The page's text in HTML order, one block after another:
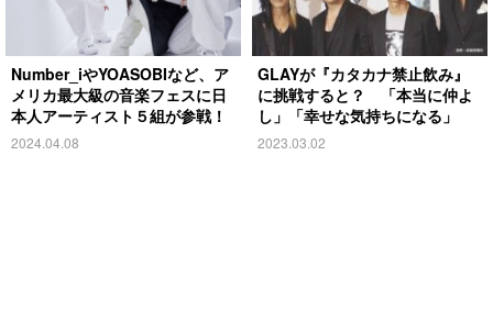
Number_iやYOASOBIなど、ア
メリカ最大級の音楽フェスに日
本人アーティスト５組が参戦！
2024.04.08
GLAYが『カタカナ禁止飲み』
に挑戦すると？ 「本当に仲よ
し」「幸せな気持ちになる」
2023.03.02